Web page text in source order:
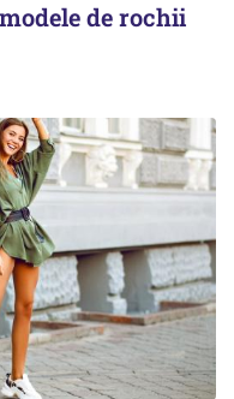
de rochii